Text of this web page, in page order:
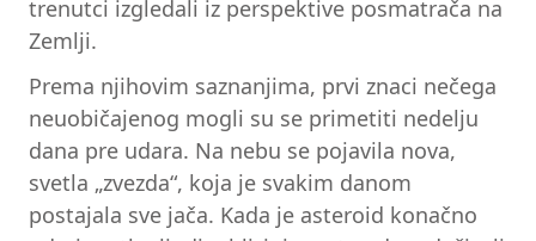
trenutci izgledali iz perspektive posmatrača na
Zemlji.
Prema njihovim saznanjima, prvi znaci nečega
neuobičajenog mogli su se primetiti nedelju
dana pre udara. Na nebu se pojavila nova,
svetla „zvezda“, koja je svakim danom
postajala sve jača. Kada je asteroid konačno